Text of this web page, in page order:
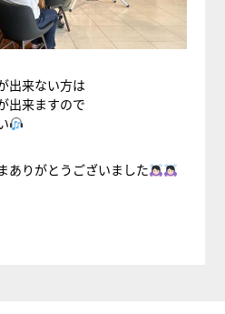
出来ない方は
出来ますので
ありがとうございました